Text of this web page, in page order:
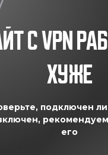
С VPN
ХУЖЕ
подключен ли
его